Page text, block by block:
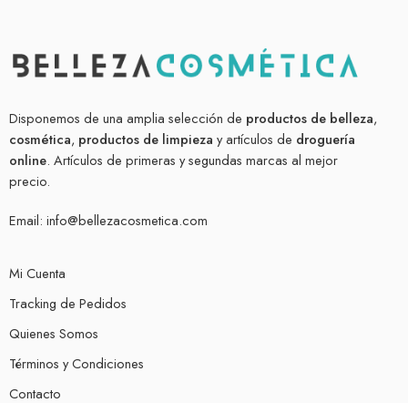
Disponemos de una amplia selección de productos de belleza,
cosmética, productos de limpieza y artículos de droguería
online. Artículos de primeras y segundas marcas al mejor
precio.
Email: info@bellezacosmetica.com
Mi Cuenta
Tracking de Pedidos
Quienes Somos
Términos y Condiciones
Contacto